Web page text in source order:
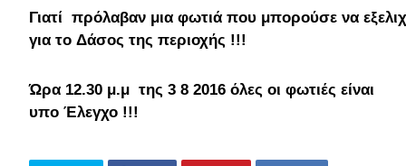
Γιατί πρόλαβαν μια φωτιά που μπορούσε να
για το Δάσος της περιοχής !!!
Ώρα 12.30 μ.μ της 3 8 2016 όλες οι φωτιές είναι
υπο Έλεγχο !!!